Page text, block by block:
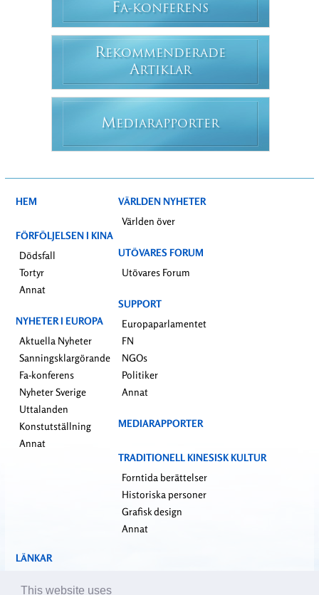
FA-KONFERENS
REKOMMENDERADE
ARTIKLAR
MEDIARAPPORTER
HEM
FÖRFÖLJELSEN I KINA
Dödsfall
Tortyr
Annat
NYHETER I EUROPA
Aktuella Nyheter
Sanningsklargörande
Fa-konferens
Nyheter Sverige
Uttalanden
Konstutställning
Annat
VÄRLDEN NYHETER
Världen över
UTÖVARES FORUM
Utövares Forum
SUPPORT
Europaparlamentet
FN
NGOs
Politiker
Annat
MEDIARAPPORTER
TRADITIONELL KINESISK KULTUR
Forntida berättelser
Historiska personer
Grafisk design
Annat
LÄNKAR
faluninfo.net
This website uses